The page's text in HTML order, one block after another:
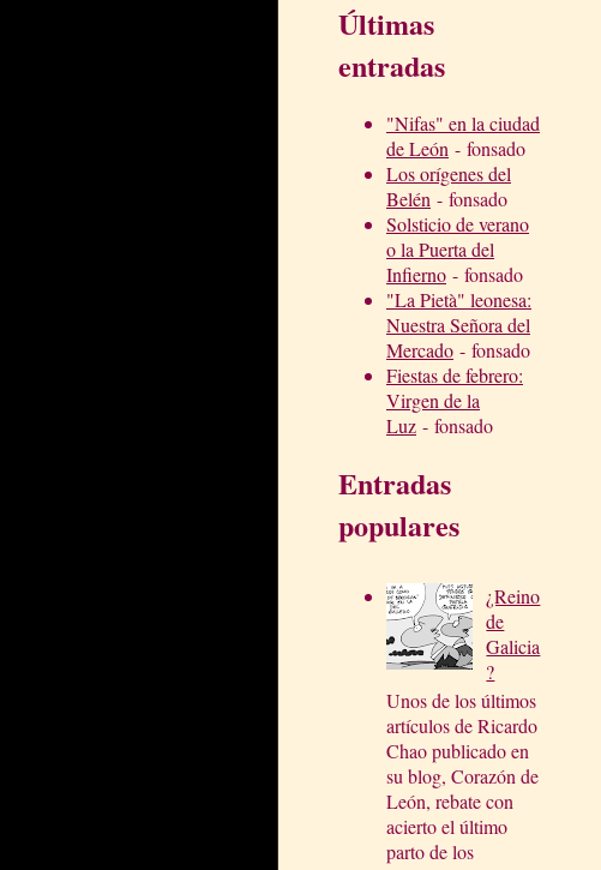
Últimas
entradas
"Nifas" en la ciudad
de León - fonsado
Los orígenes del
Belén - fonsado
Solsticio de verano
o la Puerta del
Infierno - fonsado
"La Pietà" leonesa:
Nuestra Señora del
Mercado - fonsado
Fiestas de febrero:
Virgen de la
Luz - fonsado
Entradas
populares
¿Reino
de
Galicia
?
Unos de los últimos
artículos de Ricardo
Chao publicado en
su blog, Corazón de
León, rebate con
acierto el último
parto de los